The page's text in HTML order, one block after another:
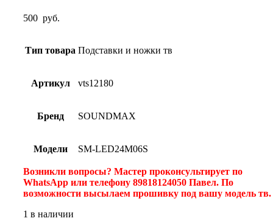
500 руб.
Тип товара Подставки и ножки тв
Артикул vts12180
Бренд SOUNDMAX
Модели SM-LED24M06S
Возникли вопросы? Мастер проконсультирует по
WhatsApp или телефону 89818124050 Павел. По
возможности высылаем прошивку под вашу модель тв.
1 в наличии